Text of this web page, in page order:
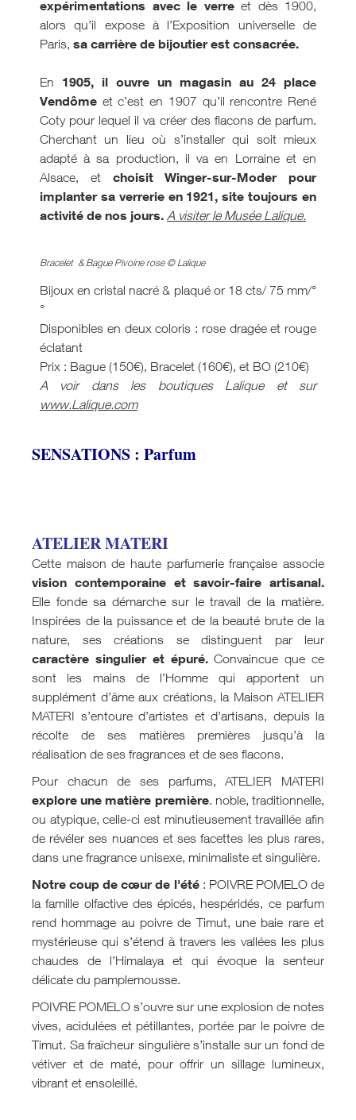
expérimentations avec le verreet dès 1900,
alors qu’il expose à l’Exposition universelle de
Paris, sa carrière de bijoutier est consacrée.
En 1905, il ouvre un magasin au 24 place
Vendôme et c’est en 1907 qu’il rencontre René
Coty pour lequel il va créer des flacons de parfum.
Cherchant un lieu où s’installer qui soit mieux
adapté à sa production, il va en Lorraine et en
Alsace, et choisit Winger-sur-Moder pour
implanter sa verrerie en 1921, site toujours en
activité de nos jours. A visiter le Musée Lalique.
Bracelet & Bague Pivoine rose © Lalique
Bijoux en cristal nacré & plaqué or 18 cts/ 75 mm/°
°
Disponibles en deux coloris : rose dragée et rouge
éclatant
Prix : Bague (150€), Bracelet (160€), et BO (210€)
A voir dans les boutiques Lalique et sur
www.Lalique.com
SENSATIONS : Parfum
ATELIER MATERI
Cette maison de haute parfumerie française associe
vision contemporaine et savoir-faire artisanal.
Elle fonde sa démarche sur le travail de la matière.
Inspirées de la puissance et de la beauté brute de la
nature, ses créations se distinguent par leur
caractère singulier et épuré.Convaincue que ce
sont les mains de l’Homme qui apportent un
supplément d’âme aux créations, la Maison ATELIER
MATERI s’entoure d’artistes et d’artisans, depuis la
récolte de ses matières premières jusqu’à la
réalisation de ses fragrances et de ses flacons.
Pour chacun de ses parfums, ATELIER MATERI
explore une matière première. noble, traditionnelle,
ou atypique, celle-ci est minutieusement travaillée afin
de révéler ses nuances et ses facettes les plus rares,
dans une fragrance unisexe, minimaliste et singulière.
Notre coup de cœur de l'été : POIVRE POMELO de
la famille olfactive des épicés, hespéridés, ce parfum
rend hommage au poivre de Timut, une baie rare et
mystérieuse qui s’étend à travers les vallées les plus
chaudes de l’Himalaya et qui évoque la senteur
délicate du pamplemousse.
POIVRE POMELO s’ouvre sur une explosion de notes
vives, acidulées et pétillantes, portée par le poivre de
Timut. Sa fraîcheur singulière s’installe sur un fond de
vétiver et de maté, pour offrir un sillage lumineux,
vibrant et ensoleillé.